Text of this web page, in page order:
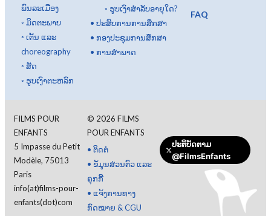
ເຮັດການບໍລິຈາກ
ພົນລະເມືອງ
◦ ມິດຕະພາບ
◦ ເຕັ້ນ ແລະ
choreography
◦ ສັດ
◦ ຮູບເງົາຕະຫລົກ
◦ ຮູບເງົາສໍາລັບອາຍຸໃດ?
• ປະສົບການການສຶກສາ
• ກອງປະຊຸມການສຶກສາ
• ການສໍາພາດ
FAQ
FILMS POUR
ENFANTS
5 Impasse du Petit
Modèle, 75013
Paris
info(at)films-pour-
enfants(dot)com
© 2026 FILMS
POUR ENFANTS
• ຕິດຕໍ່
• ຂໍ້ມູນສ່ວນຕົວ ແລະ
ຄຸກກີ້
• ແຈ້ງການທາງ
ກົດໝາຍ & CGU
ປະຕິບັດຕາມ
@FilmsEnfants